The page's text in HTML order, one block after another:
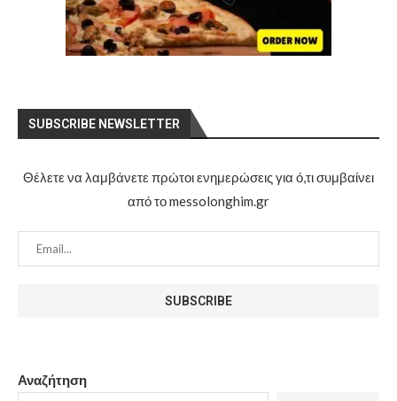
Αναζήτηση
SUBSCRIBE NEWSLETTER
Θέλετε να λαμβάνετε πρώτοι ενημερώσεις για ό,τι συμβαίνει
από το messolonghim.gr